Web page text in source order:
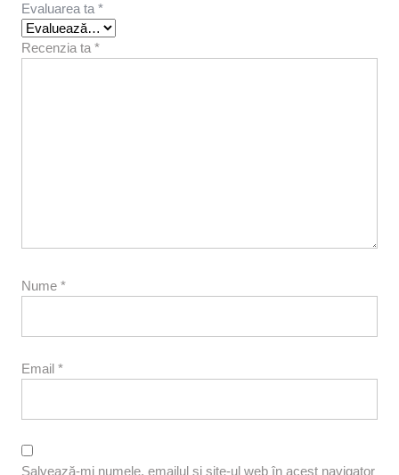
Evaluarea ta *
Recenzia ta *
Nume *
Email *
Salvează-mi numele, emailul și site-ul web în acest navigator